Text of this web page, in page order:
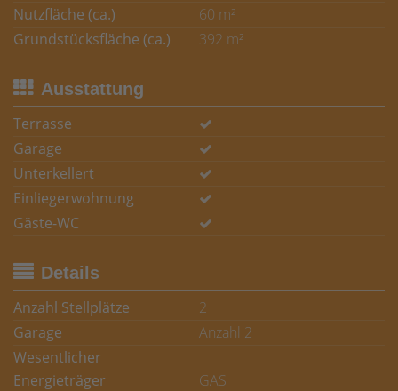
Nutzfläche (ca.)
60 m²
Grundstücksfläche (ca.)
392 m²
Ausstattung
Terrasse
Garage
Unterkellert
Einliegerwohnung
Gäste-WC
Details
Anzahl Stellplätze
2
Garage
Anzahl 2
Wesentlicher
Energieträger
GAS